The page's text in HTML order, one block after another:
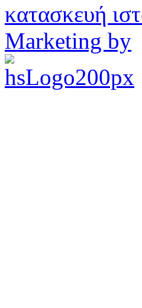
κατασκευή
Marketing by